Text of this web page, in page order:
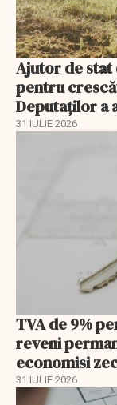
Ajutor de stat
pentru
Deputaților a
31 IULIE 2026
TVA de 9%
reveni
economisi
31 IULIE 2026